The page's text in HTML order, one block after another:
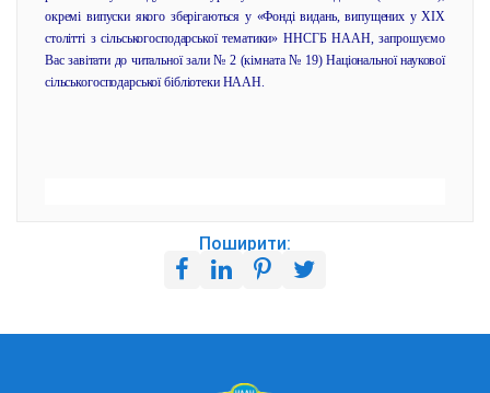
окремі випуски якого зберігаються у «Фонді видань, випущених у ХІХ
столітті з сільськогосподарської тематики» ННСГБ НААН, запрошуємо
Вас завітати до читальної зали № 2 (кімната № 19) Національної наукової
сільськогосподарської бібліотеки НААН.
Поширити: